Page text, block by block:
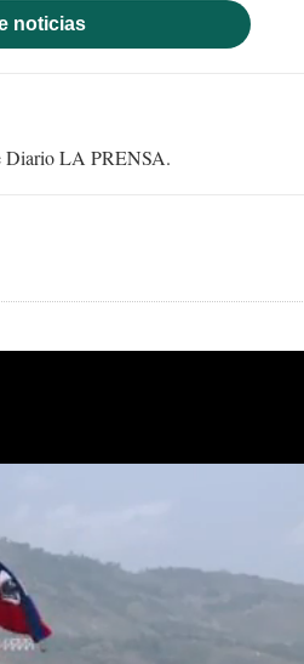
noticias
Diario LA PRENSA.